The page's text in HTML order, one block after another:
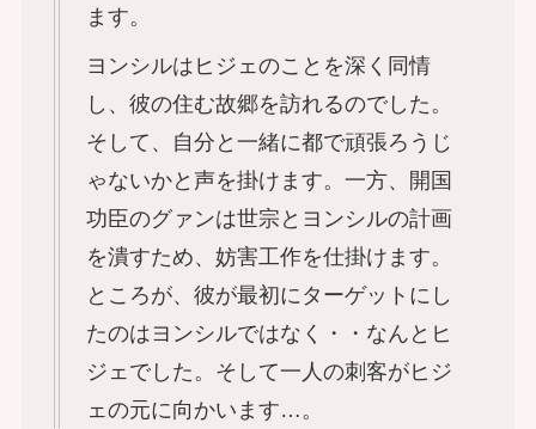
ます。
ヨンシルはヒジェのことを深く同情
し、彼の住む故郷を訪れるのでした。
そして、自分と一緒に都で頑張ろうじ
ゃないかと声を掛けます。一方、開国
功臣のグァンは世宗とヨンシルの計画
を潰すため、妨害工作を仕掛けます。
ところが、彼が最初にターゲットにし
たのはヨンシルではなく・・なんとヒ
ジェでした。そして一人の刺客がヒジ
ェの元に向かいます…。